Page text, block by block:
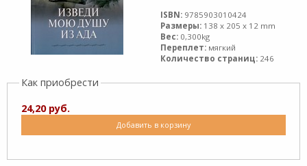
ISBN: 9785903010424
Размеры: 138 x 205 x 12 mm
Вес: 0,300kg
Переплет: мягкий
Количество страниц: 246
Как приобрести
24,20 руб.
Добавить в корзину